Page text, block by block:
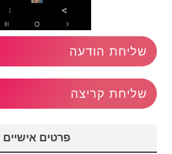
שליחת הודעה
שליחת קריצה
פרטים אישיים